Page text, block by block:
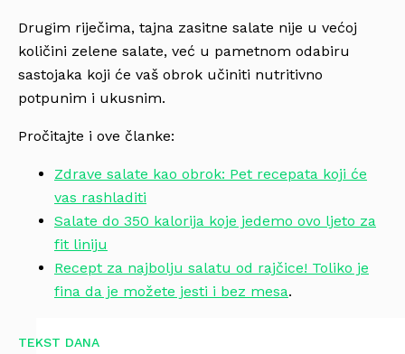
Drugim riječima, tajna zasitne salate nije u većoj
količini zelene salate, već u pametnom odabiru
sastojaka koji će vaš obrok učiniti nutritivno
potpunim i ukusnim.
Pročitajte i ove članke:
Zdrave salate kao obrok: Pet recepata koji će
vas rashladiti
Salate do 350 kalorija koje jedemo ovo ljeto za
fit liniju
Recept za najbolju salatu od rajčice! Toliko je
fina da je možete jesti i bez mesa.
TEKST DANA